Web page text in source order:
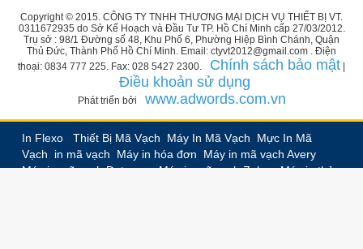
Copyright © 2015. CÔNG TY TNHH THƯƠNG MẠI DỊCH VỤ THIẾT BỊ VT.
0311672935 do Sở Kế Hoạch và Đầu Tư TP. Hồ Chí Minh cấp 27/03/2012.
Trụ sở : 98/1 Đường số 48, Khu Phố 6, Phường Hiệp Bình Chánh, Quận
Thủ Đức, Thành Phố Hồ Chí Minh. Email: ctyvt2012@gmail.com . Điện
thoại: 0834 777 225. Fax: 028 5427 2300.
Chính sách bảo mật
Điều khoản sử dụng
Phát triển bởi www.adwords.com.vn
In Flexo ,Thiết Bị Mã Vạch Máy In Mã Vạch
Mực In Mã
Vạch
in mã vạch Máy in hóa đơn Máy in mã vạch Avery
Máy in mã vạch Datamax,Máy in mã vạch Zebra,Máy in thẻ